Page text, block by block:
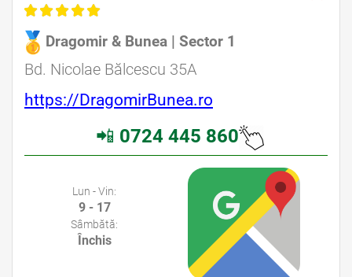
Dragomir & Bunea | Sector 1
Bd. Nicolae Bălcescu 35A
https://DragomirBunea.ro
📲 0724 445 860
Lun - Vin:
9 - 17
Sâmbătă:
Închis